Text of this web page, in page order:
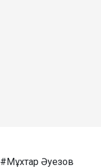
#Мұхтар Әуезов